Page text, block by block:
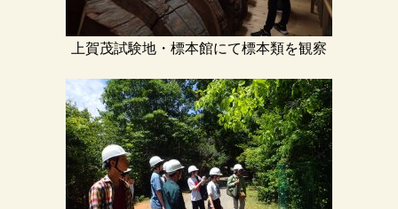
上賀茂試験地・標本館にて標本類を観察